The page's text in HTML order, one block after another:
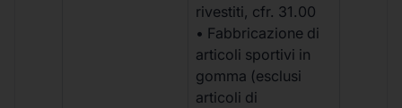
rivestiti, cfr. 31.00
• Fabbricazione di
articoli sportivi in
gomma (esclusi
articoli di